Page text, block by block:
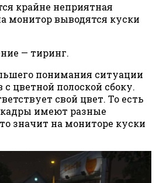
крайне неприятная
монитор выводятся куски
— тиринг.
понимания ситуации
цветной полоской сбоку.
свой цвет. То есть
имеют разные
значит на мониторе куски